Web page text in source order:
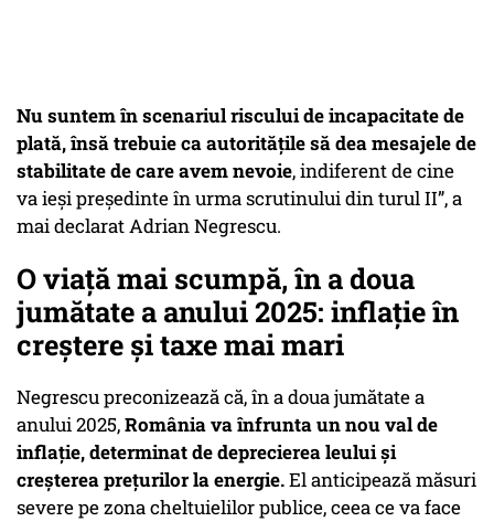
Nu suntem în scenariul riscului de incapacitate de
plată, însă trebuie ca autoritățile să dea mesajele de
stabilitate de care avem nevoie, indiferent de cine
va ieși președinte în urma scrutinului din turul II”, a
mai declarat Adrian Negrescu.
O viață mai scumpă, în a doua
jumătate a anului 2025: inflație în
creștere și taxe mai mari
Negrescu preconizează că, în a doua jumătate a
anului 2025,România va înfrunta un nou val de
inflație, determinat de deprecierea leului și
creșterea prețurilor la energie.El anticipează măsuri
severe pe zona cheltuielilor publice, ceea ce va face